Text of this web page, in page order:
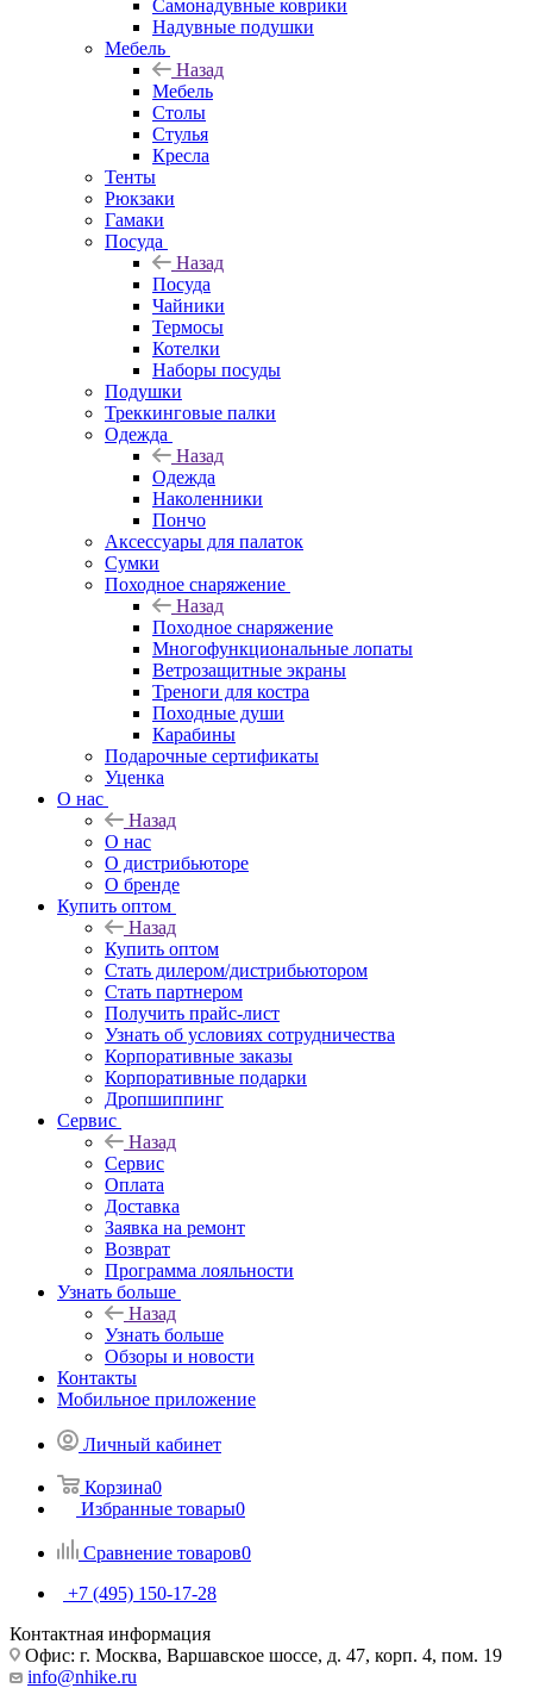
Самонадувные коврики
Надувные подушки
Мебель
Назад
Мебель
Столы
Стулья
Кресла
Тенты
Рюкзаки
Гамаки
Посуда
Назад
Посуда
Чайники
Термосы
Котелки
Наборы посуды
Подушки
Треккинговые палки
Одежда
Назад
Одежда
Наколенники
Пончо
Аксессуары для палаток
Сумки
Походное снаряжение
Назад
Походное снаряжение
Многофункциональные лопаты
Ветрозащитные экраны
Треноги для костра
Походные души
Карабины
Подарочные сертификаты
Уценка
О нас
Назад
О нас
О дистрибьюторе
О бренде
Купить оптом
Назад
Купить оптом
Стать дилером/дистрибьютором
Стать партнером
Получить прайс-лист
Узнать об условиях сотрудничества
Корпоративные заказы
Корпоративные подарки
Дропшиппинг
Сервис
Назад
Сервис
Оплата
Доставка
Заявка на ремонт
Возврат
Программа лояльности
Узнать больше
Назад
Узнать больше
Обзоры и новости
Контакты
Мобильное приложение
Личный кабинет
Корзина0
Избранные товары0
Сравнение товаров0
+7 (495) 150-17-28
Контактная информация
Офис: г. Москва, Варшавское шоссе, д. 47, корп. 4, пом. 19
info@nhike.ru